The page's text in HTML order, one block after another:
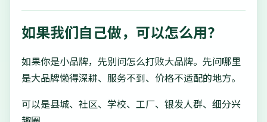
如果我们自己做，可以怎么用？
如果你是小品牌，先别问怎么打败大品牌。先问哪里
是大品牌懒得深耕、服务不到、价格不适配的地方。
可以是县城、社区、学校、工厂、银发人群、细分兴